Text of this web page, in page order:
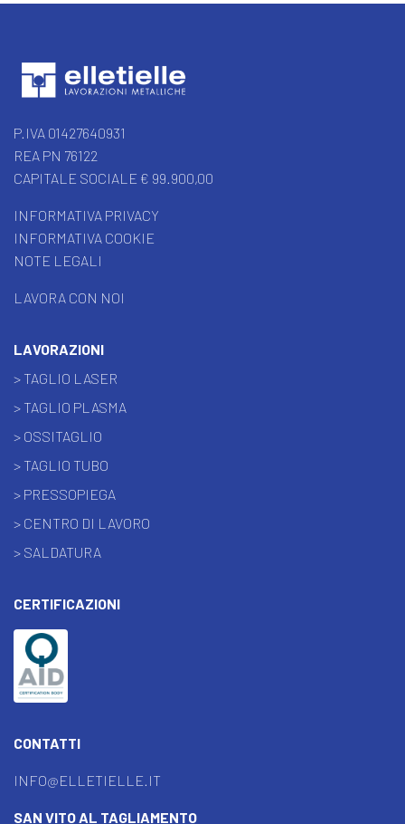
P.IVA 01427640931
REA PN 76122
CAPITALE SOCIALE € 99.900,00
INFORMATIVA PRIVACY
INFORMATIVA COOKIE
NOTE LEGALI
LAVORA CON NOI
LAVORAZIONI
> TAGLIO LASER
> TAGLIO PLASMA
> OSSITAGLIO
> TAGLIO TUBO
> PRESSOPIEGA
> CENTRO DI LAVORO
> SALDATURA
CERTIFICAZIONI
CONTATTI
INFO@ELLETIELLE.IT
SAN VITO AL TAGLIAMENTO